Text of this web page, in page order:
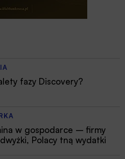
fazy Discovery?
w gospodarce – firmy
Polacy tną wydatki